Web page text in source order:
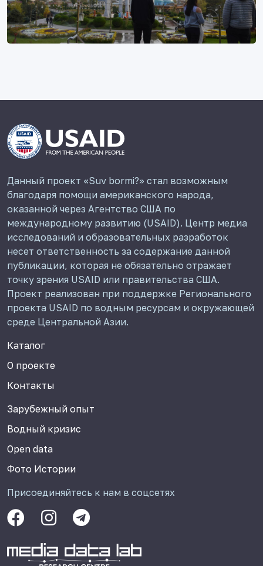
Данный проект «Suv bormi?» стал возможным
благодаря помощи американского народа,
оказанной через Агентство США по
международному развитию (USAID). Центр медиа
исследований и образовательных разработок
несет ответственность за содержание данной
публикации, которая не обязательно отражает
точку зрения USAID или правительства США.
Проект реализован при поддержке Регионального
проекта USAID по водным ресурсам и окружающей
среде Центральной Азии.
Каталог
О проекте
Контакты
Зарубежный опыт
Водный кризис
Open data
Фото Истории
Присоединяйтесь к нам в соцсетях